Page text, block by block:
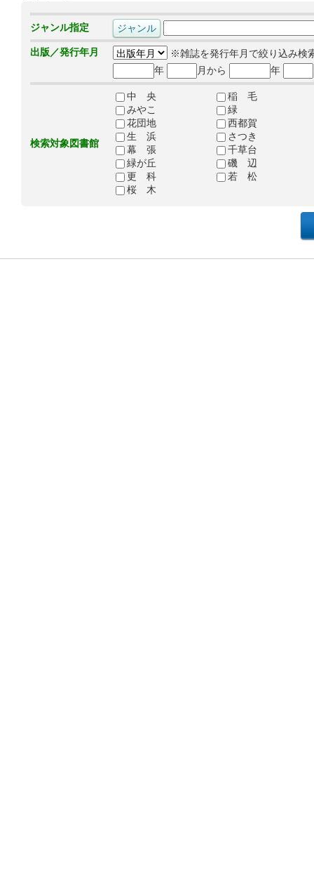
ジャンル指定
出版／発行年月
※雑誌を発行年月で絞り込み検
年
月から 年
検索対象図書館
中 央
稲 毛
みやこ
緑
花団地
西都賀
生 浜
さつき
幕 張
千草台
緑が丘
磯 辺
更 科
若 松
桜 木